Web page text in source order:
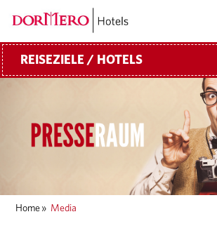
REISEZIELE / HOTELS
Home » Media